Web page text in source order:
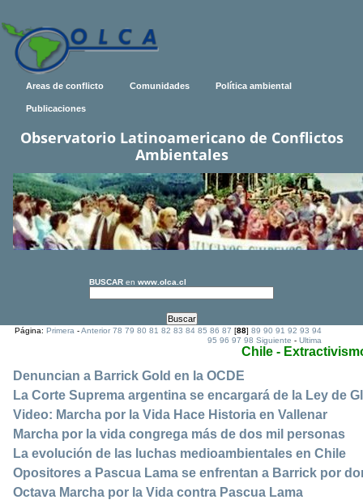
Areas de conflicto Comunidades Política ambiental
Publicaciones
Observatorio Latinoamericano de Conflictos
Ambientales
BUSCAR en www.olca.cl
Página:Primera -Anterior 78 79 80 81 82 83 84 85 86 87 [88]89 90 91 92 93 94
95 96 97 98 Siguiente -Ultima
Chile -
Denuncian a Barrick Gold en la OCDE
La Corte Suprema argentina se encargará de la Ley de
Video: Marcha por la Vida Hace Historia en Vallenar
Marcha por la vida congrega más de dos mil personas
La evolución de las luchas medioambientales en Chile
Opositores a Pascua Lama se enfrentan a Barrick por
Octava Marcha por la Vida contra Pascua Lama